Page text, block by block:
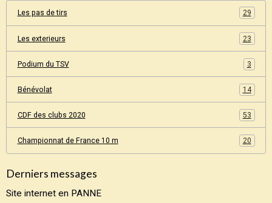
Les pas de tirs 29
Les exterieurs 23
Podium du TSV 3
Bénévolat 14
CDF des clubs 2020 53
Championnat de France 10 m 20
Derniers messages
Site internet en PANNE